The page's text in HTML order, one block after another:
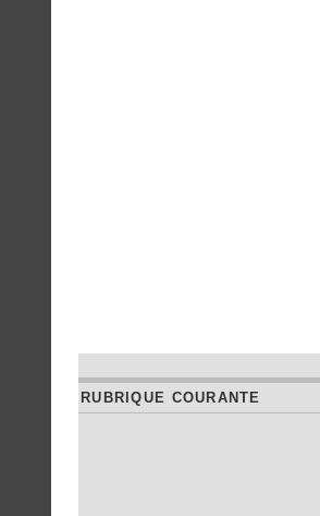
RUBRIQUE COURANTE